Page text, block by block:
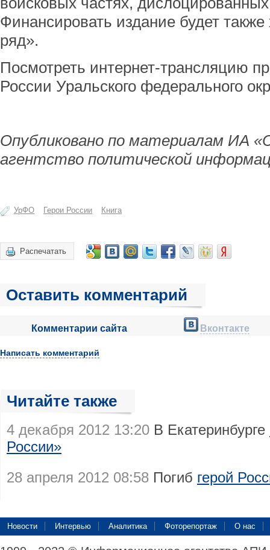
Финансировать издание будет также
ряд».
Посмотреть интернет-трансляцию
России Уральского федерального
Опубликовано по материалам ИА
агентство политической
УрФО Герои России Книга
Распечатать
Оставить комментарий
Комментарии сайта Вконтакте
Написать комментарий
Читайте также
4 декабря 2012 13:20 В Екатеринбурге
России»
28 апреля 2012 08:58 Погиб герой
Новости Интервью Аналитика Фоторепортаж О нас